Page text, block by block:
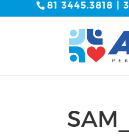
81 3445.3818 |